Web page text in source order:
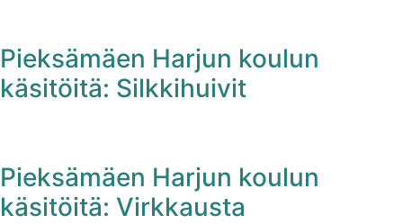
Pieksämäen Harjun koulun
käsitöitä: Silkkihuivit
Pieksämäen Harjun koulun
käsitöitä: Virkkausta